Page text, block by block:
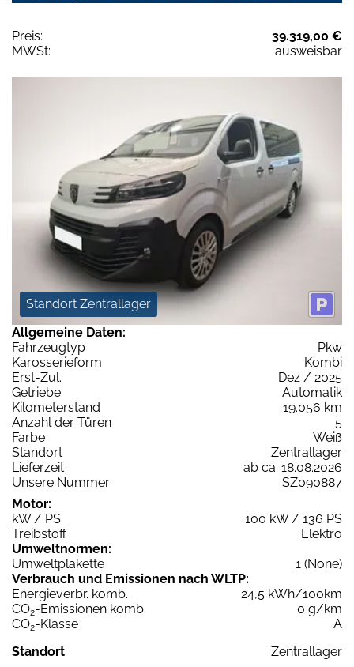
Preis:
39.319,00 €
MWSt:
ausweisbar
Standort Zentrallager
Allgemeine Daten:
Fahrzeugtyp
Pkw
Karosserieform
Kombi
Erst-Zul.
Dez / 2025
Getriebe
Automatik
Kilometerstand
19.056 km
Anzahl der Türen
5
Farbe
Weiß
Standort
Zentrallager
Lieferzeit
ab ca. 18.08.2026
Unsere Nummer
SZ090887
Motor:
kW / PS
100 kW / 136 PS
Treibstoff
Elektro
Umweltnormen:
Umweltplakette
1 (None)
Verbrauch und Emissionen nach WLTP:
Energieverbr. komb.
24,5 kWh/100km
CO2-Emissionen komb.
0 g/km
CO2-Klasse
A
Standort
Zentrallager